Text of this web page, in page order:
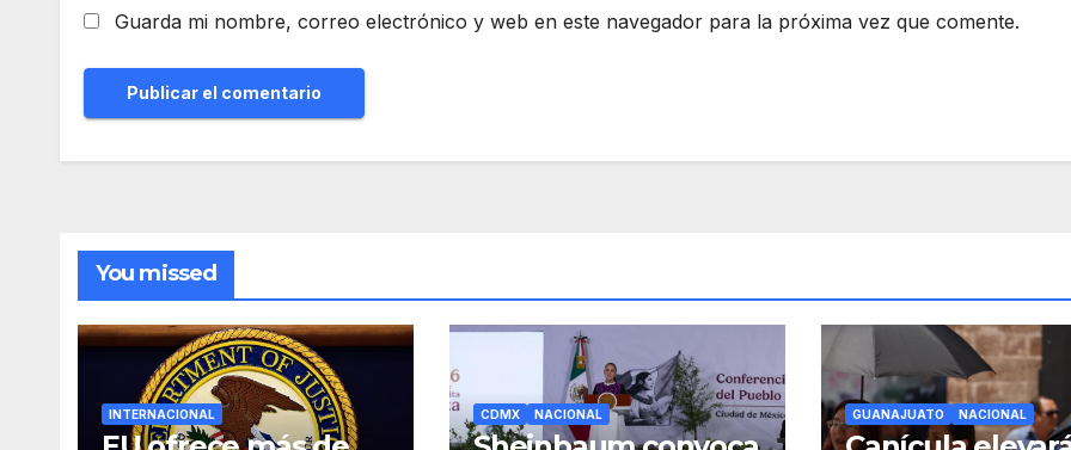
Guarda mi nombre, correo electrónico y web en este navegador para la próxima vez que comente.
You missed
INTERNACIONAL CDMX NACIONAL GUANAJUATO NACIONAL